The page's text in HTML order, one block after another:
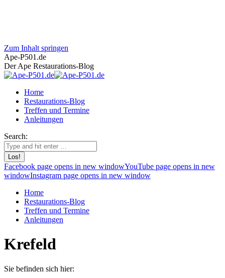
Zum Inhalt springen
Ape-P501.de
Der Ape Restaurations-Blog
Home
Restaurations-Blog
Treffen und Termine
Anleitungen
Search:
Facebook page opens in new windowYouTube page opens in new
windowInstagram page opens in new window
Home
Restaurations-Blog
Treffen und Termine
Anleitungen
Krefeld
Sie befinden sich hier: